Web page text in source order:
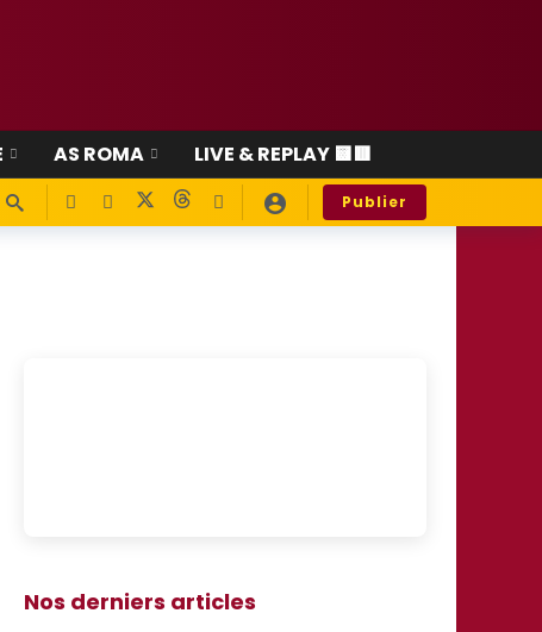
AS ROMA LIVE & REPLAY 🟨🟥
Publier
Nos derniers articles